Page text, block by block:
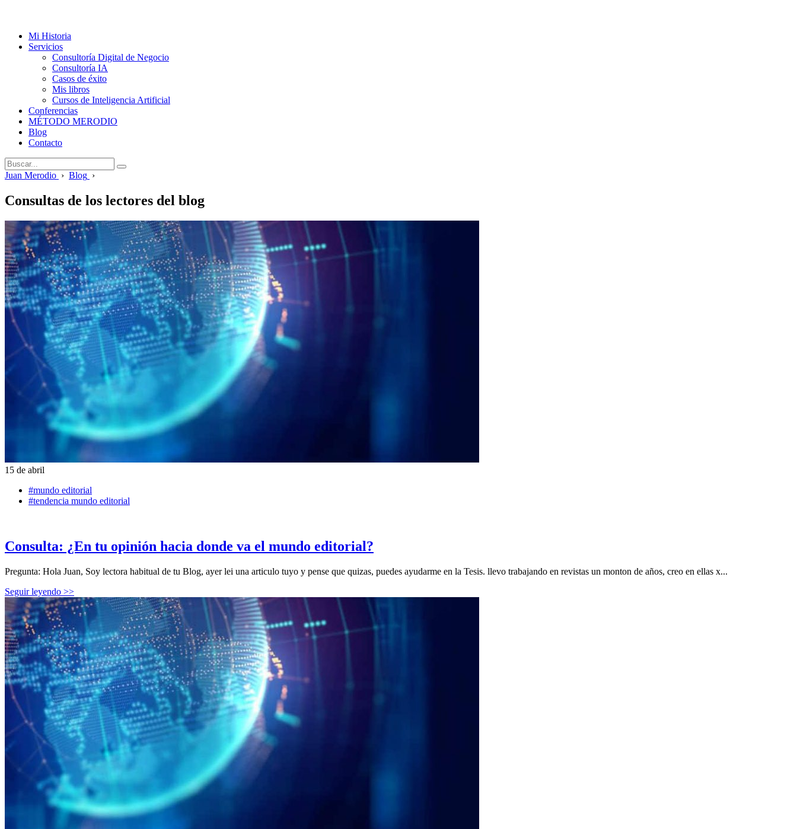
Mi Historia
Servicios
Consultoría Digital de Negocio
Consultoría IA
Casos de éxito
Mis libros
Cursos de Inteligencia Artificial
Conferencias
MÉTODO MERODIO
Blog
Contacto
Juan Merodio › Blog ›
Consultas de los lectores del blog
15 de abril
#mundo editorial
#tendencia mundo editorial
Consulta: ¿En tu opinión hacia donde va el mundo editorial?
Pregunta: Hola Juan, Soy lectora habitual de tu Blog, ayer lei una articulo tuyo y pense que quizas, puedes ayudarme en la Tesis. llevo trabajando en revistas un monton de años, creo en ellas x...
Seguir leyendo >>